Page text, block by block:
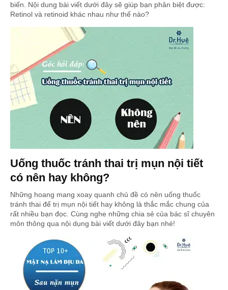
biến. Nội dung bài viết dưới đây sẽ giúp bạn phân biệt được:
Retinol và retinoid khác nhau như thế nào?
Uống thuốc tránh thai trị mụn nội tiết
có nên hay không?
Những hoang mang xoay quanh chủ đề có nên uống thuốc
tránh thai để trị mụn nội tiết hay không là thắc mắc chung của
rất nhiều bạn đọc. Cùng nghe những chia sẻ của bác sĩ chuyên
môn thông qua nội dụng bài viết dưới đây bạn nhé!